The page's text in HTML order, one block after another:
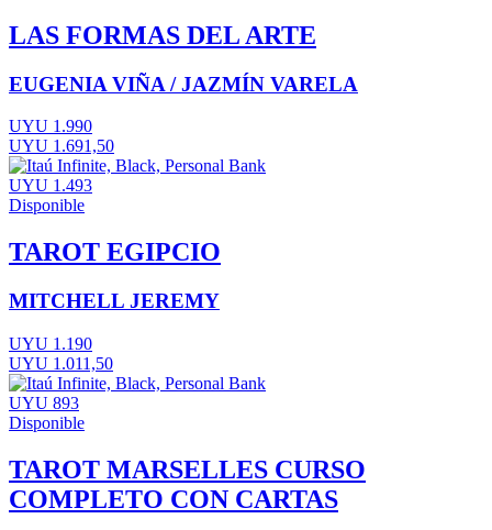
LAS FORMAS DEL ARTE
EUGENIA VIÑA / JAZMÍN VARELA
UYU 1.990
UYU 1.691,50
UYU 1.493
Disponible
TAROT EGIPCIO
MITCHELL JEREMY
UYU 1.190
UYU 1.011,50
UYU 893
Disponible
TAROT MARSELLES CURSO
COMPLETO CON CARTAS